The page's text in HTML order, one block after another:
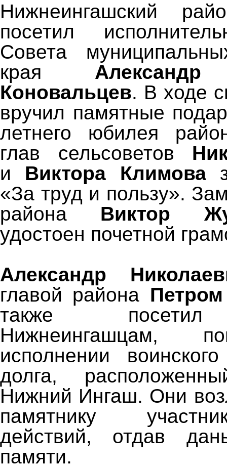
Нижнеингашский
посетил
Совета
края
Коновальцев. В ходе
вручил памятные
летнего юбилея
глав сельсоветов
и Виктора Климова
«За труд и пользу».
района Виктор
удостоен почетной
Александр
главой района
также
Нижнеингашцам,
исполнении
долга,
Нижний Ингаш. Они
памятнику
действий, отдав
памяти.